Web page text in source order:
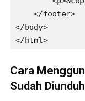
    </footer>
</body>
Cara
Sudah Diunduh